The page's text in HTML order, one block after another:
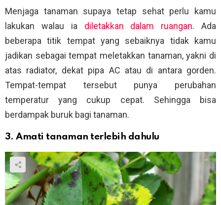
Menjaga tanaman supaya tetap sehat perlu kamu
lakukan walau ia diletakkan dalam ruangan. Ada
beberapa titik tempat yang sebaiknya tidak kamu
jadikan sebagai tempat meletakkan tanaman, yakni di
atas radiator, dekat pipa AC atau di antara gorden.
Tempat-tempat tersebut punya perubahan
temperatur yang cukup cepat. Sehingga bisa
berdampak buruk bagi tanaman.
3. Amati tanaman terlebih dahulu